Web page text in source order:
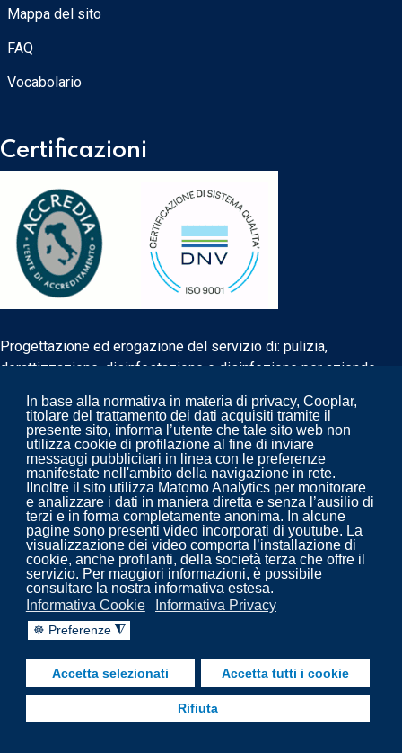
In base alla normativa in materia di privacy, Cooplar,
titolare del trattamento dei dati acquisiti tramite il
presente sito, informa l’utente che tale sito web non
utilizza cookie di profilazione al fine di inviare
messaggi pubblicitari in linea con le preferenze
manifestate nell'ambito della navigazione in rete.
IInoltre il sito utilizza Matomo Analytics per monitorare
e analizzare i dati in maniera diretta e senza l’ausilio di
terzi e in forma completamente anonima. In alcune
pagine sono presenti video incorporati di youtube. La
visualizzazione dei video comporta l’installazione di
cookie, anche profilanti, della società terza che offre il
servizio. Per maggiori informazioni, è possibile
consultare la nostra informativa estesa.
Informativa Cookie
Informativa Privacy
☸ Preferenze ◮
Accetta selezionati Accetta tutti i cookie
Rifiuta
Mappa del sito
FAQ
Vocabolario
Certificazioni
Progettazione ed erogazione del servizio di: pulizia,
derattizzazione, disinfestazione e disinfezione per aziende
Copyright 2022. Cooplar - Pulizia, disinfezione,
trattamenti impianti aeraulici - prevenzione legionella.
© 2018 Your Company. Designed By